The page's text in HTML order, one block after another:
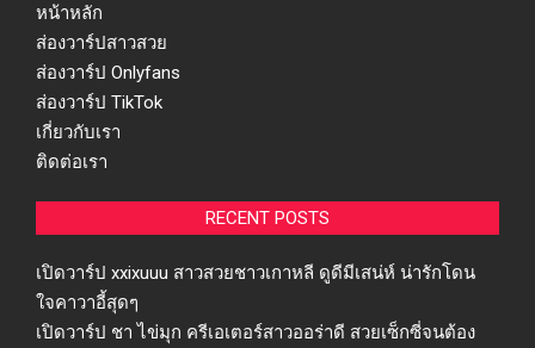
หน้าหลัก
ส่องวาร์ปสาวสวย
ส่องวาร์ป Onlyfans
ส่องวาร์ป TikTok
เกี่ยวกับเรา
ติดต่อเรา
RECENT POSTS
เปิดวาร์ป xxixuuu สาวสวยชาวเกาหลี ดูดีมีเสน่ห์ น่ารักโดน
ใจคาวาอี้สุดๆ
เปิดวาร์ป ชา ไข่มุก ครีเอเตอร์สาวออร่าดี สวยเซ็กซี่จนต้อง